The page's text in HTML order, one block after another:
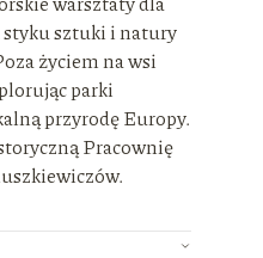
styku sztuki i natury
życiem na wsi
parki
przyrodę Europy.
Pracownię